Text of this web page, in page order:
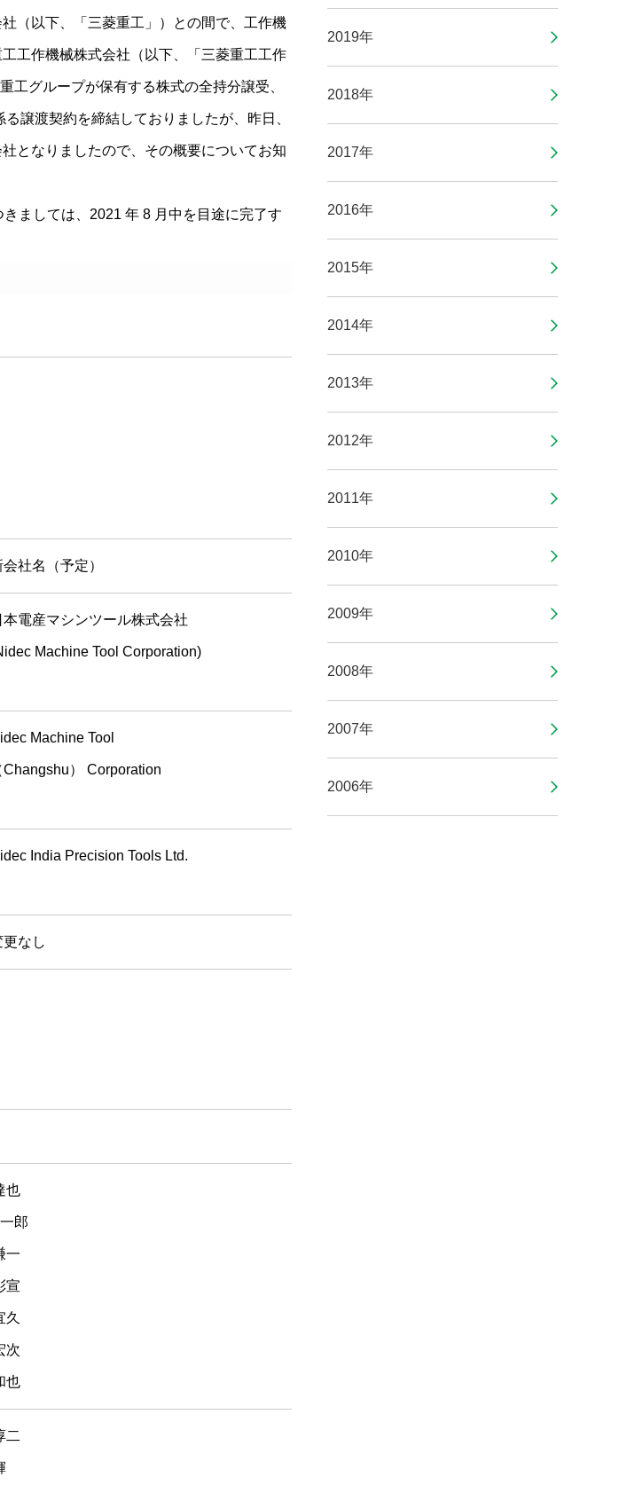
（以下、「三菱重工」）との間で、工作機
工作機械株式会社（以下、「三菱重工工作
工グループが保有する株式の全持分譲受、
譲渡契約を締結しておりましたが、昨日、
となりましたので、その概要についてお知
ましては、2021 年 8 月中を目途に完了す
会社名（予定）
本電産マシンツール株式会社
Machine Tool Corporation)
Machine Tool
Changshu） Corporation
India Precision Tools Ltd.
更なし
郎
一
2019年
2018年
2017年
2016年
2015年
2014年
2013年
2012年
2011年
2010年
2009年
2008年
2007年
2006年